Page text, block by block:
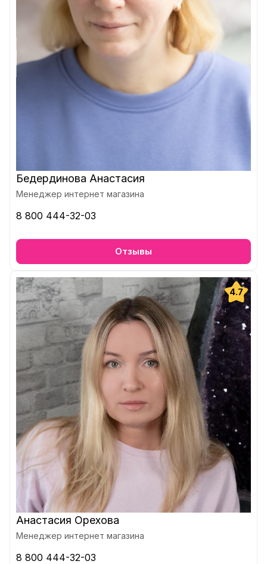
Бедердинова Анастасия
Менеджер интернет магазина
8 800 444-32-03
Отзывы
4.7
Анастасия Орехова
Менеджер интернет магазина
8 800 444-32-03